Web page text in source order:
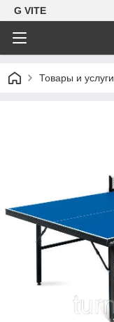
G VITE
Товары и услуги